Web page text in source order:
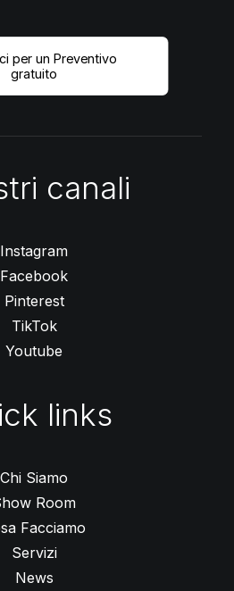
per un Preventivo
gratuito
canali
Instagram
Facebook
Pinterest
TikTok
Youtube
links
Chi Siamo
Room
Facciamo
Servizi
News